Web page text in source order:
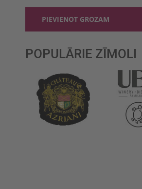
PIEVIENOT GROZAM
POPULĀRIE ZĪMOLI